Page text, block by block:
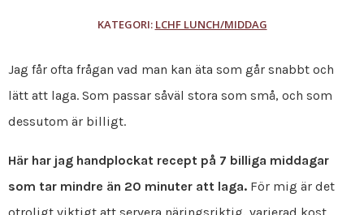
KATEGORI: LCHF LUNCH/MIDDAG
Jag får ofta frågan vad man kan äta som går snabbt och
lätt att laga. Som passar såväl stora som små, och som
dessutom är billigt.
Här har jag handplockat recept på 7 billiga middagar
som tar mindre än 20 minuter att laga. För mig är det